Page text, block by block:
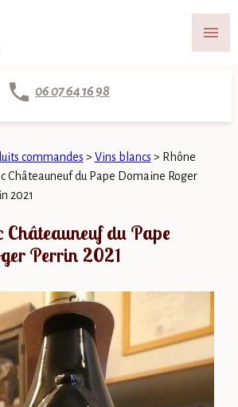
menu
06 07 64 16 98
commandes > Vins blancs > Rhône
Châteauneuf du Pape Domaine Roger
2021
Châteauneuf du Pape
Perrin 2021
cookies